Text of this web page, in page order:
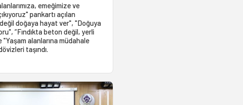
emeğimize ve
pankartı açılan
doğaya hayat ver", "Doğuya
“Fındıkta beton değil, yerli
"Yaşam alanlarına müdahale
taşındı.